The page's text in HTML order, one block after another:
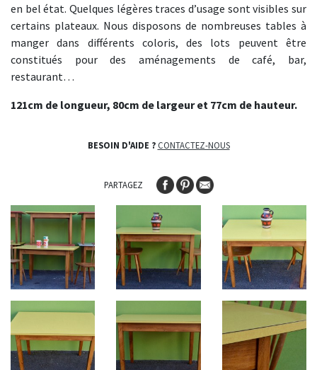
en bel état. Quelques légères traces d’usage sont visibles sur
certains plateaux. Nous disposons de nombreuses tables à
manger dans différents coloris, des lots peuvent être
constitués pour des aménagements de café, bar,
restaurant…
121cm de longueur, 80cm de largeur et 77cm de hauteur.
BESOIN D'AIDE ? CONTACTEZ-NOUS
PARTAGEZ